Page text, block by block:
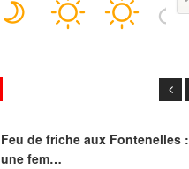
Feu de friche aux Fontenelles :
une fem…